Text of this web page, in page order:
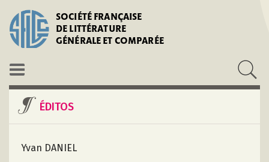
SOCIÉTÉ FRANÇAISE
DE LITTÉRATURE
GÉNÉRALE ET COMPARÉE
ÉDITOS
Yvan DANIEL